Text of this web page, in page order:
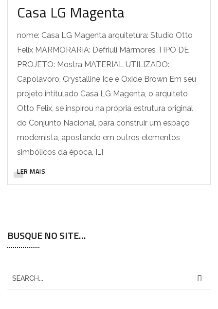
Casa LG Magenta
nome: Casa LG Magenta arquitetura: Studio Otto
Felix MARMORARIA: Defriuli Mármores TIPO DE
PROJETO: Mostra MATERIAL UTILIZADO:
Capolavoro, Crystalline Ice e Oxide Brown Em seu
projeto intitulado Casa LG Magenta, o arquiteto
Otto Felix, se inspirou na própria estrutura original
do Conjunto Nacional, para construir um espaço
modernista, apostando em outros elementos
simbólicos da época, […]
LER MAIS
BUSQUE NO SITE…